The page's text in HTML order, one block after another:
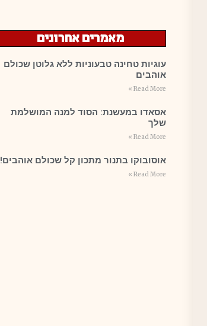
מאמרים אחרונים
עוגיות טחינה טבעוניות ללא גלוטן שכולם
אוהבים
Read More »
אסאדו במעשנת: הסוד למנה המושלמת
שלך
Read More »
אוסובוקו בתנור מתכון קל שכולם אוהבים!
Read More »